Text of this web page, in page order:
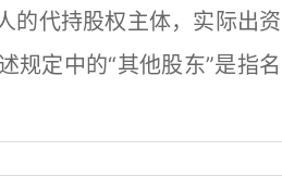
的代持股权主体，实际出资
规定中的“其他股东”是指名